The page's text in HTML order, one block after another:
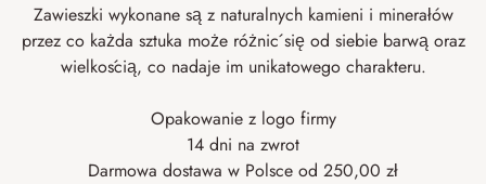
Zawieszki wykonane są z naturalnych kamieni i minerałów
przez co każda sztuka może różnić się od siebie barwą oraz
wielkością, co nadaje im unikatowego charakteru.
Opakowanie z logo firmy
14 dni na zwrot
Darmowa dostawa w Polsce od 250,00 zł